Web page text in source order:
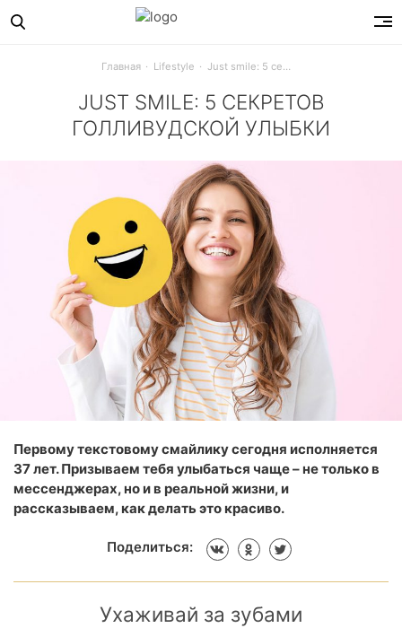
Главная Lifestyle
JUST SMILE: 5 СЕКРЕТОВ
ГОЛЛИВУДСКОЙ УЛЫБКИ
19 сентября в День рождения смайлика – символу :-)
Первому текстовому смайлику сегодня исполняется
37 лет. Призываем тебя улыбаться чаще – не только в
мессенджерах, но и в реальной жизни, и
рассказываем, как делать это красиво.
Поделиться:
Ухаживай за зубами